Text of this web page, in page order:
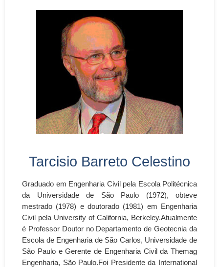
Tarcisio Barreto Celestino
Graduado em Engenharia Civil pela Escola Politécnica
da Universidade de São Paulo (1972), obteve
mestrado (1978) e doutorado (1981) em Engenharia
Civil pela University of California, Berkeley.Atualmente
é Professor Doutor no Departamento de Geotecnia da
Escola de Engenharia de São Carlos, Universidade de
São Paulo e Gerente de Engenharia Civil da Themag
Engenharia, São Paulo.Foi Presidente da International